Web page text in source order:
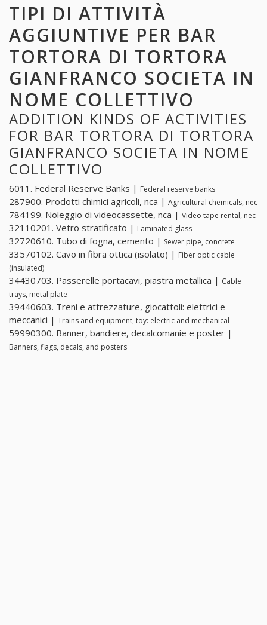
TIPI DI ATTIVITÀ
AGGIUNTIVE PER BAR
TORTORA DI TORTORA
GIANFRANCO SOCIETA IN
NOME COLLETTIVO
ADDITION KINDS OF ACTIVITIES
FOR BAR TORTORA DI TORTORA
GIANFRANCO SOCIETA IN NOME
COLLETTIVO
6011. Federal Reserve Banks | Federal reserve banks
287900. Prodotti chimici agricoli, nca | Agricultural chemicals, nec
784199. Noleggio di videocassette, nca | Video tape rental, nec
32110201. Vetro stratificato | Laminated glass
32720610. Tubo di fogna, cemento | Sewer pipe, concrete
33570102. Cavo in fibra ottica (isolato) | Fiber optic cable
(insulated)
34430703. Passerelle portacavi, piastra metallica | Cable
trays, metal plate
39440603. Treni e attrezzature, giocattoli: elettrici e
meccanici | Trains and equipment, toy: electric and mechanical
59990300. Banner, bandiere, decalcomanie e poster |
Banners, flags, decals, and posters